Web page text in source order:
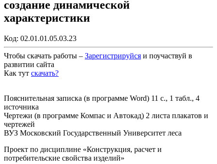
создание динамической
характеристики
Код: 02.01.01.05.03.23
Чтобы скачать работы – Зарегистрируйся и поучаствуй в
развитии сайта
Как тут скачать?
Пояснительная записка (в программе Word) 11 с., 1 табл., 4
источника
Чертежи (в программе Компас и Автокад) 2 листа плакатов и
чертежей
ВУЗ Московский Государственный Университет леса
Проект по дисциплине «Конструкция, расчет и
потребительские свойства изделий»